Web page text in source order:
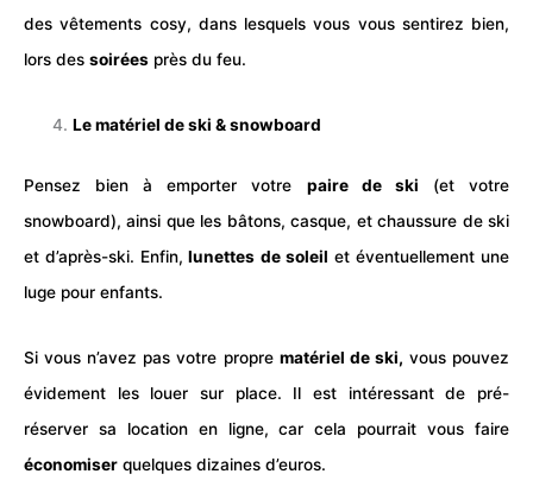
des vêtements cosy, dans lesquels vous vous sentirez bien,
lors des soirées près du feu.
Le matériel de ski & snowboard
Pensez bien à emporter votre paire de ski
(et votre
snowboard), ainsi que les bâtons,casque, et chaussure de ski
et d’après-ski. Enfin, lunettes de soleil et éventuellement une
luge pour enfants.
Si vous n’avez pas votre propre matériel de ski, vous pouvez
évidement les louer sur place. Il est intéressant de pré-
réserver sa location en ligne, car cela pourrait vous faire
économiser quelques dizaines d’euros.